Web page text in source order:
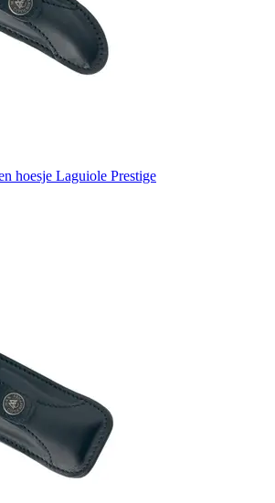
hoesje Laguiole Prestige